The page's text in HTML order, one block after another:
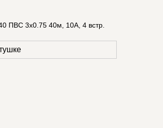
ПВС 3x0.75 40м, 10А, 4 встр.